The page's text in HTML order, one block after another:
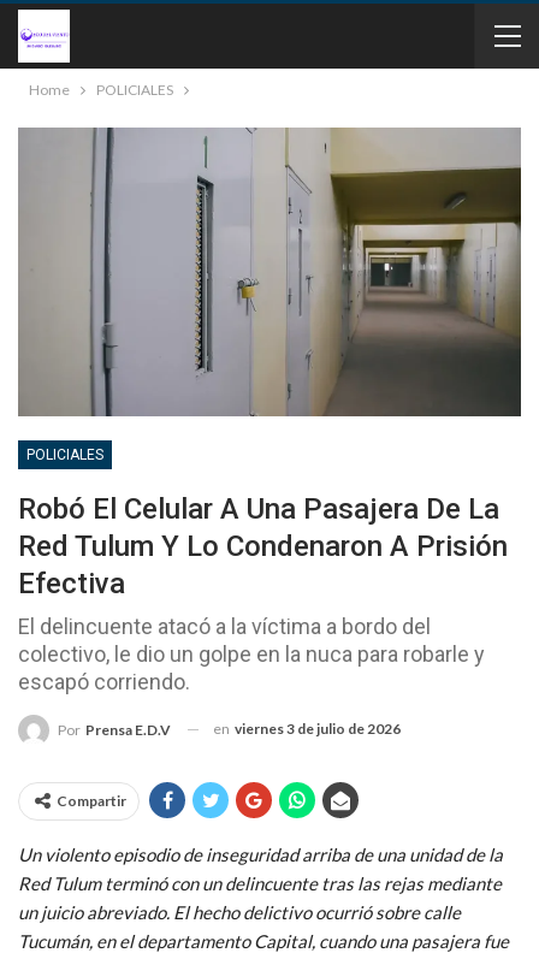
Home POLICIALES
POLICIALES
Robó El Celular A Una Pasajera De La
Red Tulum Y Lo Condenaron A Prisión
Efectiva
El delincuente atacó a la víctima a bordo del
colectivo, le dio un golpe en la nuca para robarle y
escapó corriendo.
Por Prensa E.D.V en viernes 3 de julio de 2026
Compartir
Un violento episodio de inseguridad arriba de una unidad de la
Red Tulum terminó con un delincuente tras las rejas mediante
un juicio abreviado. El hecho delictivo ocurrió sobre calle
Tucumán, en el departamento Capital, cuando una pasajera fue